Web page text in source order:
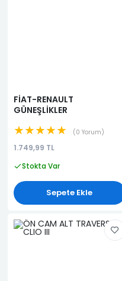
FİAT-RENAULT
GÜNEŞLİKLER
★★★★★ 0 Yorum
1.749,99 TL
Stokta Var
Sepete Ekle